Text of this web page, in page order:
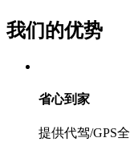
我们的优势
省心到家
提供代驾/GPS